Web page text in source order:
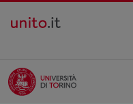
Salta al contenuto principale